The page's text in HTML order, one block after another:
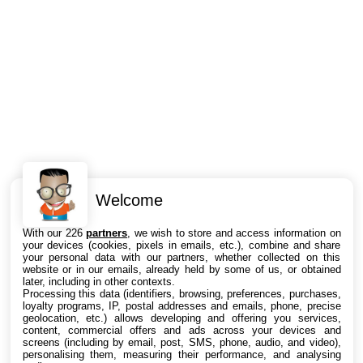
Intéressant ? Partagez !
Welcome
With our 226partners , we wish to store and access information on
your devices (cookies, pixels in emails, etc.), combine and share
your personal data with our partners, whether collected on this
website or in our emails, already held by some of us, or obtained
later, including in other contexts.
Processing this data (identifiers, browsing, preferences, purchases,
loyalty programs, IP, postal addresses and emails, phone, precise
geolocation, etc.) allows developing and offering you services,
content, commercial offers and ads across your devices and
screens (including by email, post, SMS, phone, audio, and video),
personalising them, measuring their performance, and analysing